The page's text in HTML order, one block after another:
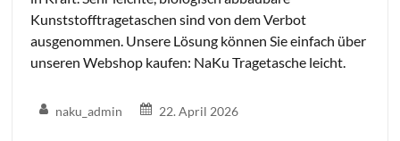
Kunststofftragetaschen sind von dem Verbot
ausgenommen. Unsere Lösung können Sie einfach über
unseren Webshop kaufen: NaKu Tragetasche leicht.
naku_admin 22. April 2026